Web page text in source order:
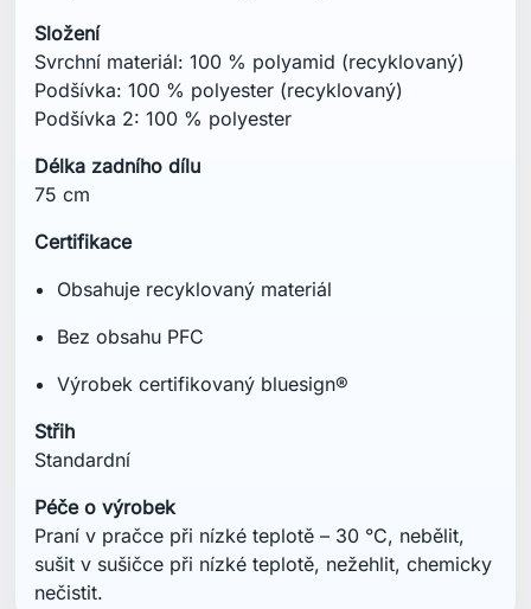
Složení
Svrchní materiál: 100 % polyamid (recyklovaný)
Podšívka: 100 % polyester (recyklovaný)
Podšívka 2: 100 % polyester
Délka zadního dílu
75 cm
Certifikace
Obsahuje recyklovaný materiál
Bez obsahu PFC
Výrobek certifikovaný bluesign®
Střih
Standardní
Péče o výrobek
Praní v pračce při nízké teplotě – 30 °C, nebělit,
sušit v sušičce při nízké teplotě, nežehlit, chemicky
nečistit.